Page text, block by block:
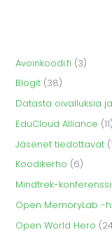
Avoinkoodi.fi (3)
Blogit (38)
Datasta oivalluksia
EduCloud Alliance (11)
Jäsenet tiedottavat
Koodikerho (6)
Mindtrek-konferenssi
Open MemoryLab -
Open World Hero